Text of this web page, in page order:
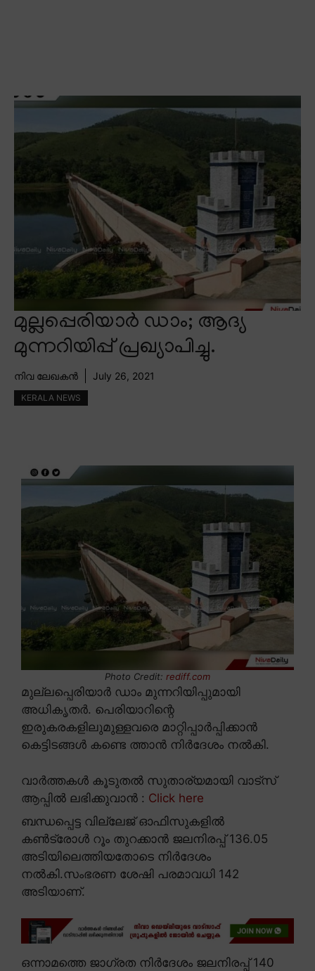
മുല്ലപ്പെരിയാർ ഡാം; ആദ്യ
മുന്നറിയിപ്പ് പ്രഖ്യാപിച്ചു.
നിവ ലേഖകൻ July 26, 2021
KERALA NEWS
Photo Credit: rediff.com
മുല്ലപ്പെരിയാർ ഡാം മുന്നറിയിപ്പുമായി
അധികൃതർ. പെരിയാറിന്റെ
ഇരുകരകളിലുമുള്ളവരെ മാറ്റിപ്പാർപ്പിക്കാൻ
കെട്ടിടങ്ങൾ കണ്ടെ ത്താൻ നിർദേശം നൽകി.
വാർത്തകൾ കൂടുതൽ സുതാര്യമായി വാട്സ്
ആപ്പിൽ ലഭിക്കുവാൻ : Click here
ബന്ധപ്പെട്ട വില്ലേജ് ഓഫിസുകളിൽ
കൺട്രോൾ റൂം തുറക്കാൻ ജലനിരപ്പ് 136.05
അടിയിലെത്തിയതോടെ നിർദേശം
നൽകി.സംഭരണ ശേഷി പരമാവധി 142
അടിയാണ്.
ഒന്നാമത്തെ ജാഗ്രത നിർദേശം ജലനിരപ്പ് 140